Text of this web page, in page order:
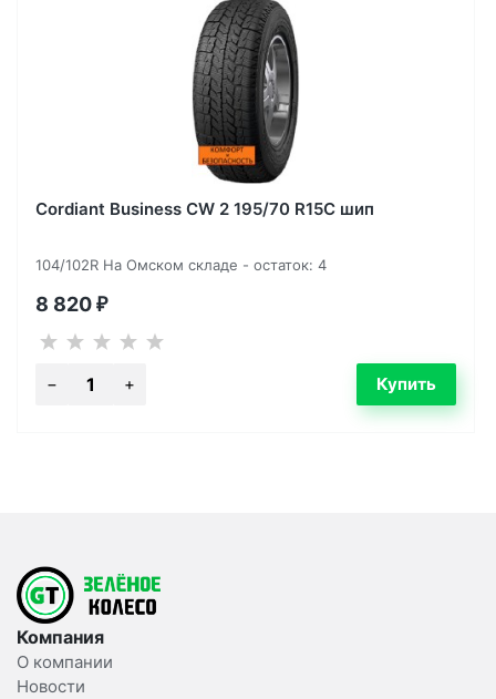
Cordiant Business CW 2 195/70 R15C шип
104/102R На Омском складе - остаток: 4
8 820 ₽
Компания
О компании
Новости